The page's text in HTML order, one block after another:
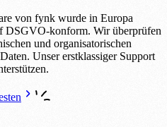
von fynk wurde in Europa
DSGVO-konform. Wir überprüfen
und organisatorischen
Unser erstklassiger Support